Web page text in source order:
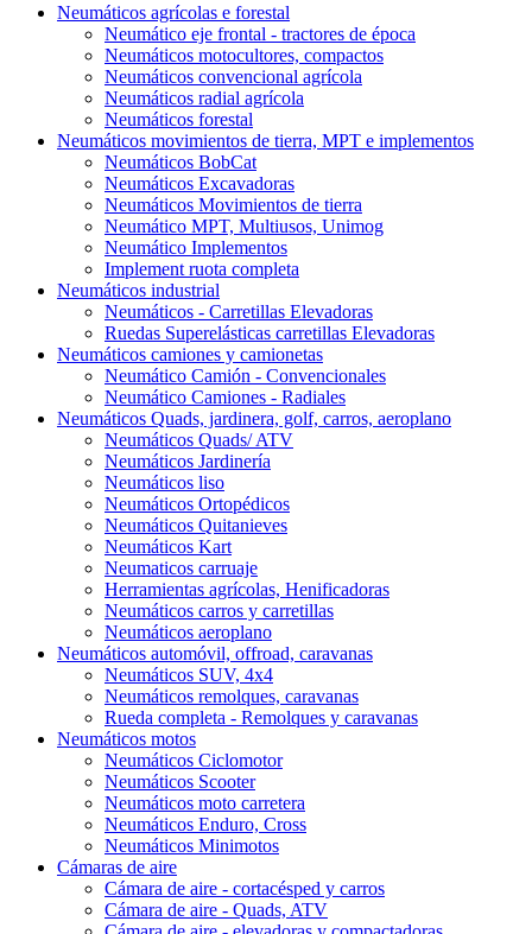
Neumáticos agrícolas e forestal
Neumático eje frontal - tractores de época
Neumáticos motocultores, compactos
Neumáticos convencional agrícola
Neumáticos radial agrícola
Neumáticos forestal
Neumáticos movimientos de tierra, MPT e implementos
Neumáticos BobCat
Neumáticos Excavadoras
Neumáticos Movimientos de tierra
Neumático MPT, Multiusos, Unimog
Neumático Implementos
Implement ruota completa
Neumáticos industrial
Neumáticos - Carretillas Elevadoras
Ruedas Superelásticas carretillas Elevadoras
Neumáticos camiones y camionetas
Neumático Camión - Convencionales
Neumático Camiones - Radiales
Neumáticos Quads, jardinera, golf, carros, aeroplano
Neumáticos Quads/ ATV
Neumáticos Jardinería
Neumáticos liso
Neumáticos Ortopédicos
Neumáticos Quitanieves
Neumáticos Kart
Neumaticos carruaje
Herramientas agrícolas, Henificadoras
Neumáticos carros y carretillas
Neumáticos aeroplano
Neumáticos automóvil, offroad, caravanas
Neumáticos SUV, 4x4
Neumáticos remolques, caravanas
Rueda completa - Remolques y caravanas
Neumáticos motos
Neumáticos Ciclomotor
Neumáticos Scooter
Neumáticos moto carretera
Neumáticos Enduro, Cross
Neumáticos Minimotos
Cámaras de aire
Cámara de aire - cortacésped y carros
Cámara de aire - Quads, ATV